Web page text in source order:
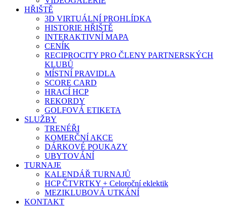
HŘIŠTĚ
3D VIRTUÁLNÍ PROHLÍDKA
HISTORIE HŘIŠTĚ
INTERAKTIVNÍ MAPA
CENÍK
RECIPROCITY PRO ČLENY PARTNERSKÝCH
KLUBŮ
MÍSTNÍ PRAVIDLA
SCORE CARD
HRACÍ HCP
REKORDY
GOLFOVÁ ETIKETA
SLUŽBY
TRENÉŘI
KOMERČNÍ AKCE
DÁRKOVÉ POUKAZY
UBYTOVÁNÍ
TURNAJE
KALENDÁŘ TURNAJŮ
HCP ČTVRTKY + Celoroční eklektik
MEZIKLUBOVÁ UTKÁNÍ
KONTAKT